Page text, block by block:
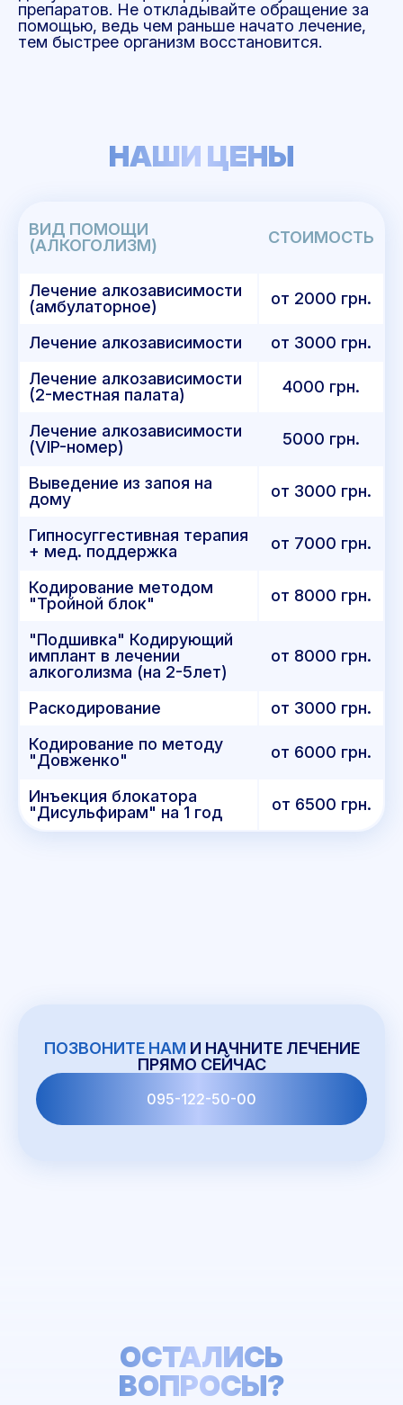
препаратов. Не откладывайте обращение за
помощью, ведь чем раньше начато лечение,
тем быстрее организм восстановится.
НАШИ ЦЕНЫ
ВИД ПОМОЩИ
(АЛКОГОЛИЗМ)
СТОИМОСТЬ
Лечение алкозависимости
(амбулаторное)
от 2000 грн.
Лечение алкозависимости
от 3000 грн.
Лечение алкозависимости
(2-местная палата)
4000 грн.
Лечение алкозависимости
(VIP-номер)
5000 грн.
Выведение из запоя на
дому
от 3000 грн.
Гипносуггестивная терапия
+ мед. поддержка
от 7000 грн.
Кодирование методом
"Тройной блок"
от 8000 грн.
"Подшивка" Кодирующий
имплант в лечении
алкоголизма (на 2-5лет)
от 8000 грн.
Раскодирование
от 3000 грн.
Кодирование по методу
"Довженко"
от 6000 грн.
Инъекция блокатора
"Дисульфирам" на 1 год
от 6500 грн.
ПОЗВОНИТЕ НАМ И НАЧНИТЕ ЛЕЧЕНИЕ
ПРЯМО СЕЙЧАС
095-122-50-00
ОСТАЛИСЬ
ВОПРОСЫ?